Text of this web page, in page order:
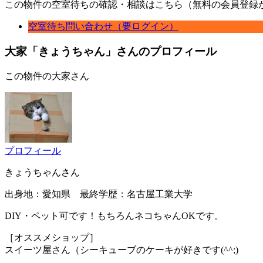
この物件の空室待ちの確認・相談はこちら（無料の会員登録
空室待ち問い合わせ（要ログイン）
大家「きょうちゃん」さんのプロフィール
この物件の大家さん
プロフィール
きょうちゃんさん
出身地：愛知県 最終学歴：名古屋工業大学
DIY・ペット可です！もちろんネコちゃんOKです。
［オススメショップ］
スイーツ屋さん（シーキューブのケーキが好きです(^^;)